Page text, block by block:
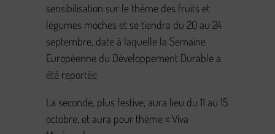
sensibilisation sur le thème des fruits et
légumes moches et se tiendra du 20 au 24
septembre, date à laquelle la Semaine
Européenne du Développement Durable a
été reportée.
La seconde, plus festive, aura lieu du 11 au 15
octobre, et aura pour thème « Viva